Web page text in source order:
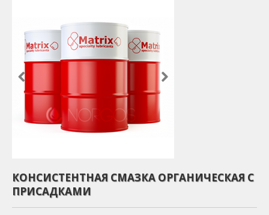
КОНСИСТЕНТНАЯ СМАЗКА ОРГАНИЧЕСКАЯ С
ПРИСАДКАМИ